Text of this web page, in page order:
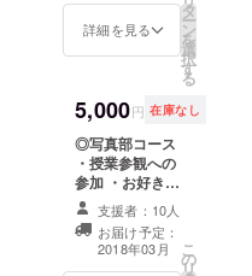
commitment
aspire to
achieve
global
success
from their
HONG¥O.
「ハッピーエン
ドマジック」
詳細を見る
タ
ー
ン
を
選
択
す
る
5,000円 在庫なし
◎写真部コース
・授業参観への
参加 ・お好きな
メンバーとの
2shot撮影 ・お
土産：「ハッ
ピーエンドマ
支援者：10人
お届け予定：
2018年03月
こ
の
リ